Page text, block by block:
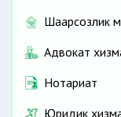
Шаҳарсозлик
Адвокат
Нотариат
Юридик